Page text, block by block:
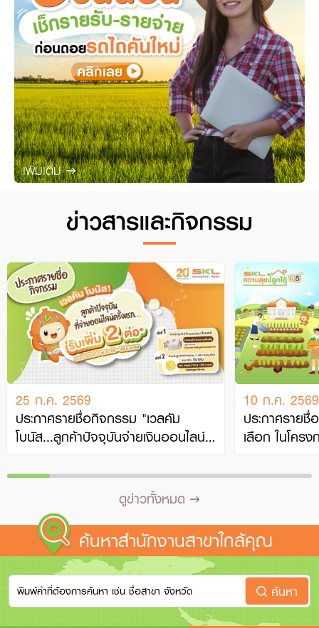
เพิ่มเติม
ข่าวสารและกิจกรรม
25 ก.ค. 2569
ประกาศรายชื่อกิจกรรม "เวลคัม
โบนัส...ลูกค้าปัจจุบันจ่ายเงินออนไลน์
10 ก.ค. 2569
ประกาศรายชื่
เลือก ในโคร
ดูข่าวทั้งหมด
ค้นหาสำนักงานสาขาใกล้คุณ
ค้นหา